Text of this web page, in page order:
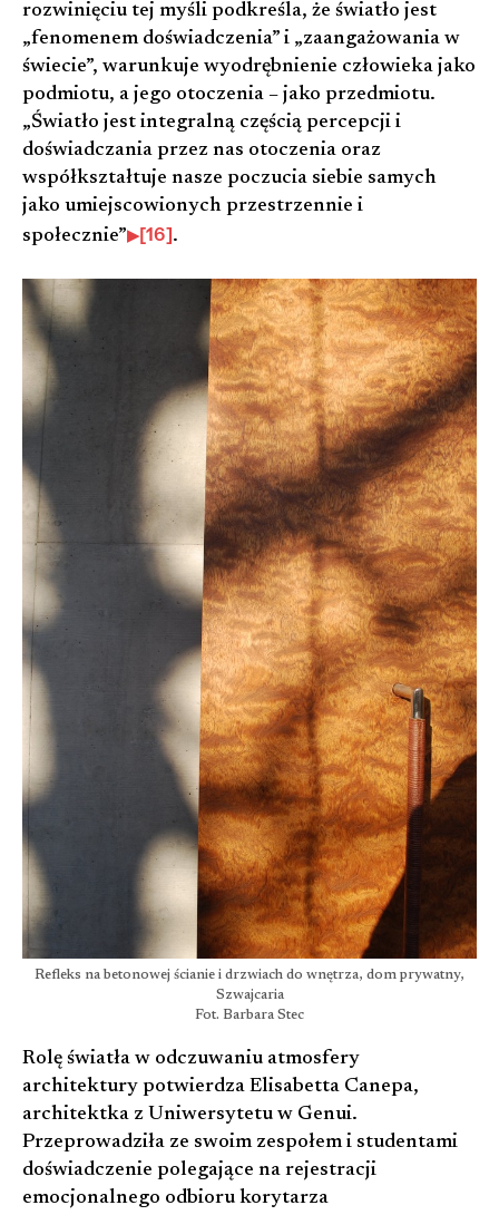
rozwinięciu tej myśli podkreśla, że światło jest
„fenomenem doświadczenia” i „zaangażowania w
świecie”, warunkuje wyodrębnienie człowieka jako
podmiotu, a jego otoczenia – jako przedmiotu.
„Światło jest integralną częścią percepcji i
doświadczania przez nas otoczenia oraz
współkształtuje nasze poczucia siebie samych
jako umiejscowionych przestrzennie i
społecznie”
[16].
Refleks na betonowej ścianie i drzwiach do wnętrza, dom prywatny,
Szwajcaria
Fot. Barbara Stec
Rolę światła w odczuwaniu atmosfery
architektury potwierdza Elisabetta Canepa,
architektka z Uniwersytetu w Genui.
Przeprowadziła ze swoim zespołem i studentami
doświadczenie polegające na rejestracji
emocjonalnego odbioru korytarza